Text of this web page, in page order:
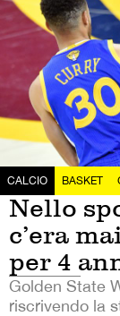
CALCIO BASKET
Nello
c’era
per 4
Golden State
riscrivendo la